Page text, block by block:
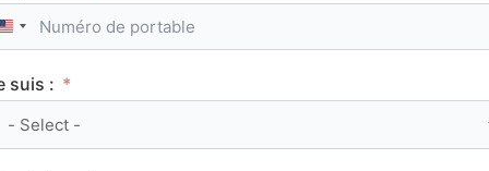
Service Civique : les secrets d’une bonne lettre
de motivation
United States +1
suis :